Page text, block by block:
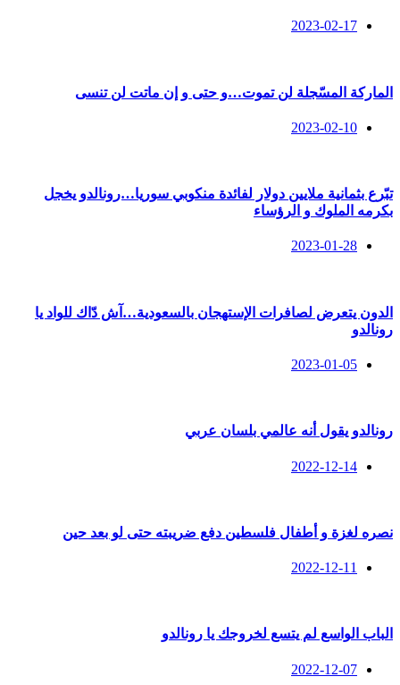
2023-02-17
الماركة المسّجلة لن تموت…و حتى و إن ماتت لن تنسى
2023-02-10
تبّرع بثمانية ملايين دولار لفائدة منكوبي سوريا…رونالدو يخجل
بكرمه الملوك و الرؤساء
2023-01-28
الدون يتعرض لصافرات الإستهجان بالسعودية…آش دّاك للواد يا
رونالدو
2023-01-05
رونالدو يقول أنه عالمي بلسان عربي
2022-12-14
نصره لغزة و أطفال فلسطين دفع ضريبته حتى لو بعد حين
2022-12-11
الباب الواسع لم يتسع لخروجك يا رونالدو
2022-12-07